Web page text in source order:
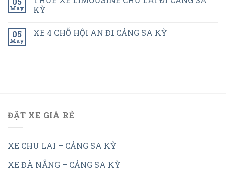
May
KỲ
05
May
XE 4 CHỖ HỘI AN ĐI CẢNG SA KỲ
ĐẶT XE GIÁ RẺ
XE CHU LAI – CẢNG SA KỲ
XE ĐÀ NẴNG – CẢNG SA KỲ